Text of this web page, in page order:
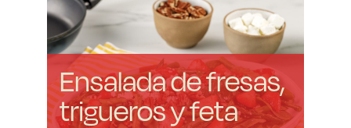
Ensalada de fresas,
trigueros y feta